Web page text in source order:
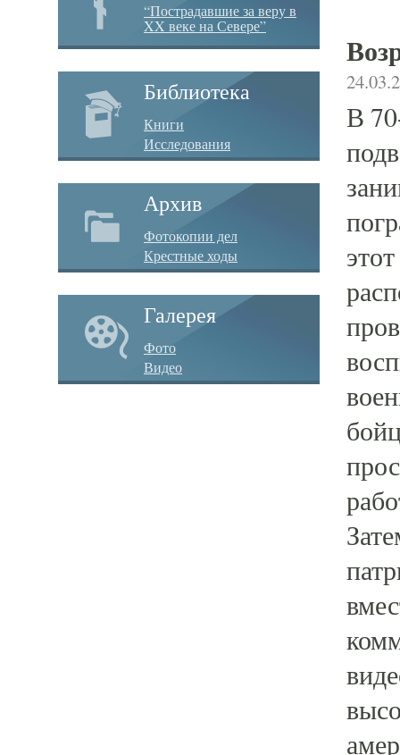
“Пострадавшие за веру в
XX веке на Севере”
Библиотека
Книги
Исследования
Архив
Фотокопии дел
Крестные ходы
Галерея
Фото
Видео
В